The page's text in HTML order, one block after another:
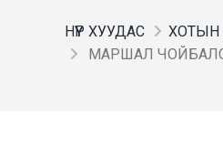
НҮҮР ХУУДАС
ХОТЫН
МАРШАЛ